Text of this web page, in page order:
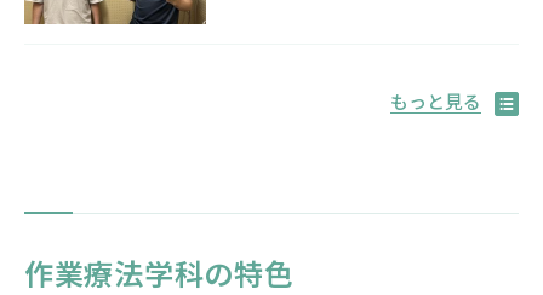
もっと見る
作業療法学科の特色